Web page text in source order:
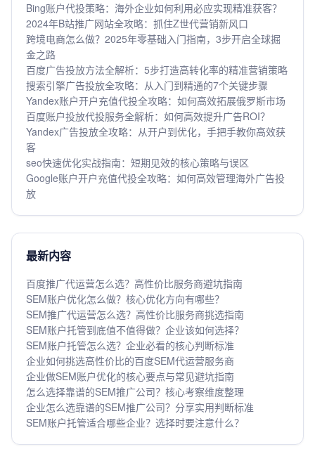
Bing账户代投策略：海外企业如何利用必应实现精准获客？
2024年B站推广网站全攻略：抓住Z世代营销新风口
跨境电商怎么做？2025年零基础入门指南，3步开启全球掘
金之路
百度广告投放方法全解析：5步打造高转化率的精准营销策略
搜索引擎广告投放全攻略：从入门到精通的7个关键步骤
Yandex账户开户充值代投全攻略：如何高效拓展俄罗斯市场
百度账户投放代投服务全解析：如何高效提升广告ROI？
Yandex广告投放全攻略：从开户到优化，手把手教你高效获
客
seo快速优化实战指南：短期见效的核心策略与误区
Google账户开户充值代投全攻略：如何高效管理海外广告投
放
最新内容
百度推广代运营怎么选？高性价比服务商避坑指南
SEM账户优化怎么做？核心优化方向有哪些？
SEM推广代运营怎么选？高性价比服务商挑选指南
SEM账户托管到底值不值得做？企业该如何选择？
SEM账户托管怎么选？企业必看的核心判断标准
企业如何挑选高性价比的百度SEM代运营服务商
企业做SEM账户优化的核心要点与常见避坑指南
怎么选择靠谱的SEM推广公司？核心考察维度整理
企业怎么选靠谱的SEM推广公司？分享实用判断标准
SEM账户托管适合哪些企业？选择时要注意什么？